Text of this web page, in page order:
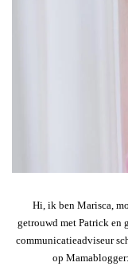
Hi, ik ben Marisca,
getrouwd met Patrick en
communicatieadviseur
op